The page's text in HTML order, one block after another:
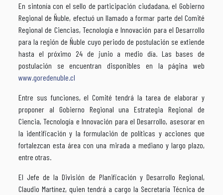
En sintonía con el sello de participación ciudadana, el Gobierno
Regional de Ñuble, efectuó un llamado a formar parte del Comité
Regional de Ciencias, Tecnología e Innovación para el Desarrollo
para la región de Ñuble cuyo periodo de postulación se extiende
hasta el próximo 24 de junio a medio día. Las bases de
postulación se encuentran disponibles en la página web
www.goredenuble.cl
Entre sus funciones, el Comité tendrá la tarea de elaborar y
proponer al Gobierno Regional una Estrategia Regional de
Ciencia, Tecnología e Innovación para el Desarrollo, asesorar en
la identificación y la formulación de políticas y acciones que
fortalezcan esta área con una mirada a mediano y largo plazo,
entre otras.
El Jefe de la División de Planificación y Desarrollo Regional,
Claudio Martínez, quien tendrá a cargo la Secretaría Técnica de